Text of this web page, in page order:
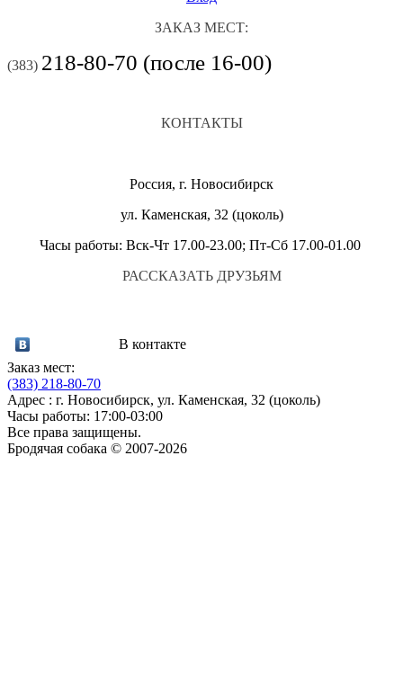
ЗАКАЗ МЕСТ:
(383) 218-80-70 (после 16-00)
КОНТАКТЫ
Россия, г. Новосибирск
ул. Каменская, 32 (цоколь)
Часы работы: Вск-Чт 17.00-23.00; Пт-Сб 17.00-01.00
РАССКАЗАТЬ ДРУЗЬЯМ
В контакте
Заказ мест:
(383) 218-80-70
Адрес : г. Новосибирск, ул. Каменская, 32 (цоколь)
Часы работы: 17:00-03:00
Все права защищены.
Бродячая собака © 2007-2026